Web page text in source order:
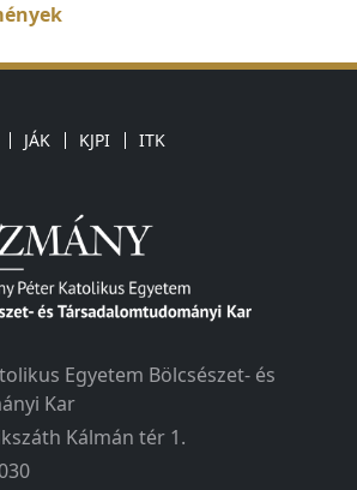
JÁK KJPI ITK
Egyetem Bölcsészet- és
Kar
Kálmán tér 1.